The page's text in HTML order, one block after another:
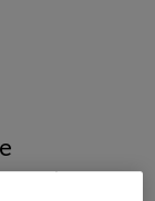
op het